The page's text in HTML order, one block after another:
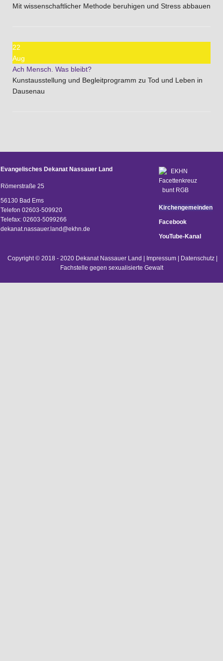
Mit wissenschaftlicher Methode beruhigen und Stress abbauen
22
Aug
Ach Mensch. Was bleibt?
Kunstausstellung und Begleitprogramm zu Tod und Leben in
Dausenau
Evangelisches Dekanat Nassauer Land
Römerstraße 25
56130 Bad Ems
Telefon 02603-509920
Telefax: 02603-5099266
dekanat.nassauer.land@ekhn.de
Kirchengemeinden
Facebook
YouTube-Kanal
Copyright © 2018 - 2020 Dekanat Nassauer Land | Impressum| Datenschutz|
Fachstelle gegen sexualisierte Gewalt